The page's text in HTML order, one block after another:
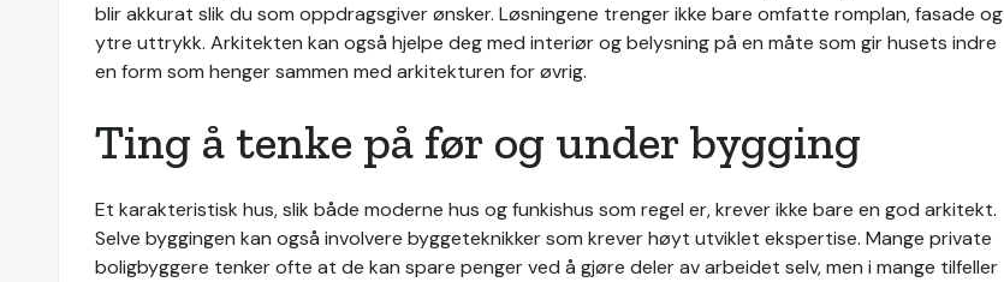
blir akkurat slik du som oppdragsgiver ønsker. Løsningene trenger ikke bare omfatte romplan, fasade og
ytre uttrykk. Arkitekten kan også hjelpe deg med interiør og belysning på en måte som gir husets indre
en form som henger sammen med arkitekturen for øvrig.
Ting å tenke på før og under bygging
Et karakteristisk hus, slik både moderne hus og funkishus som regel er, krever ikke bare en god arkitekt.
Selve byggingen kan også involvere byggeteknikker som krever høyt utviklet ekspertise. Mange private
boligbyggere tenker ofte at de kan spare penger ved å gjøre deler av arbeidet selv, men i mange tilfeller